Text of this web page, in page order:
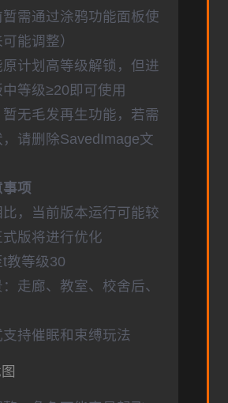
暂需通过涂鸦功能面板使
能调整）
计划高等级解锁，但进
等级≥20即可使用
暂无毛发再生功能，若需
请删除SavedImage文
事项
，当前版本运行可能较
版将进行优化
教等级30
走廊、教室、校舍后、
持催眠和束缚玩法